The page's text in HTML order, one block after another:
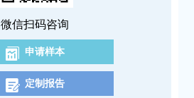
微信扫码咨询
申请样本
定制报告